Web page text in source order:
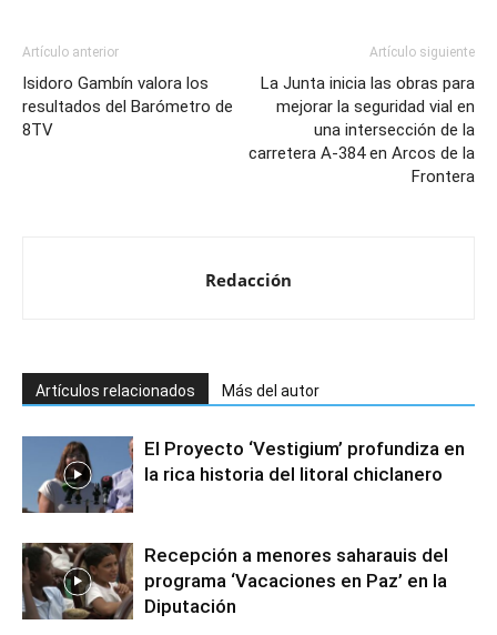
Artículo anterior
Isidoro Gambín valora los
resultados del Barómetro de
8TV
Artículo siguiente
La Junta inicia las obras para
mejorar la seguridad vial en
una intersección de la
carretera A-384 en Arcos de la
Frontera
Redacción
Artículos relacionados Más del autor
El Proyecto ‘Vestigium’ profundiza en
la rica historia del litoral chiclanero
Recepción a menores saharauis del
programa ‘Vacaciones en Paz’ en la
Diputación